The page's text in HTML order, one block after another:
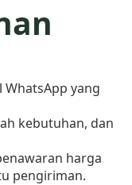
yang
kebutuhan, dan
harga
pengiriman.